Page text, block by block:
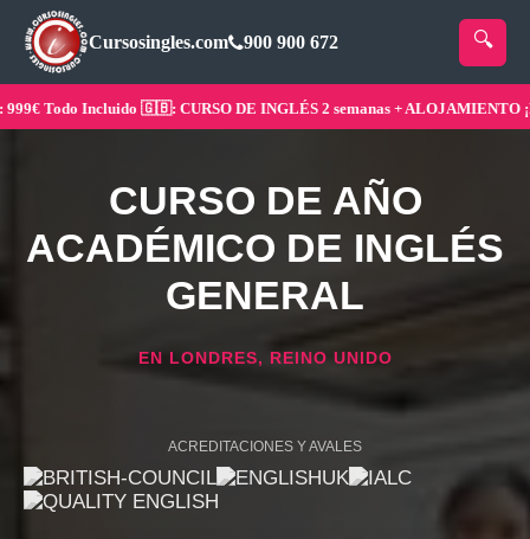
Cursosingles.com 900 900 672
Todo Incluido 🇬🇧: CURSO DE INGLÉS 2 semanas + ALOJAMIENTO
CURSO DE AÑO
ACADÉMICO DE INGLÉS
GENERAL
EN LONDRES, REINO UNIDO
ACREDITACIONES Y AVALES